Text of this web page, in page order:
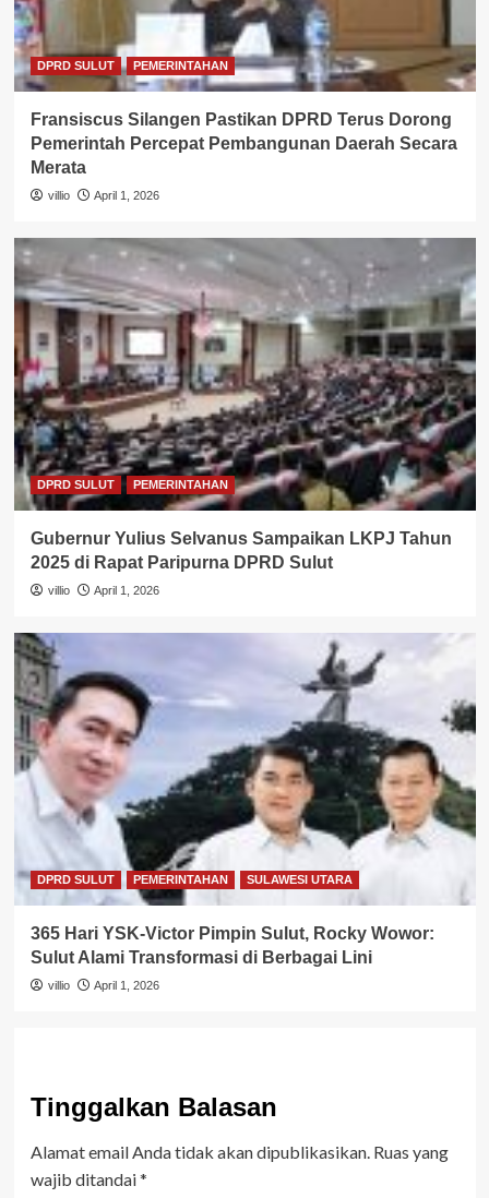
DPRD SULUT PEMERINTAHAN
Fransiscus Silangen Pastikan DPRD Terus Dorong
Pemerintah Percepat Pembangunan Daerah Secara
Merata
villio April 1, 2026
DPRD SULUT PEMERINTAHAN
Gubernur Yulius Selvanus Sampaikan LKPJ Tahun
2025 di Rapat Paripurna DPRD Sulut
villio April 1, 2026
DPRD SULUT PEMERINTAHAN SULAWESI UTARA
365 Hari YSK-Victor Pimpin Sulut, Rocky Wowor:
Sulut Alami Transformasi di Berbagai Lini
villio April 1, 2026
Tinggalkan Balasan
Alamat email Anda tidak akan dipublikasikan. Ruas yang
wajib ditandai*